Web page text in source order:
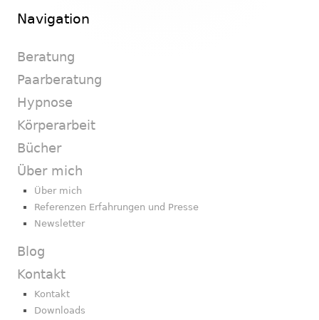
Navigation
Beratung
Paarberatung
Hypnose
Körperarbeit
Bücher
Über mich
Über mich
Referenzen Erfahrungen und Presse
Newsletter
Blog
Kontakt
Kontakt
Downloads